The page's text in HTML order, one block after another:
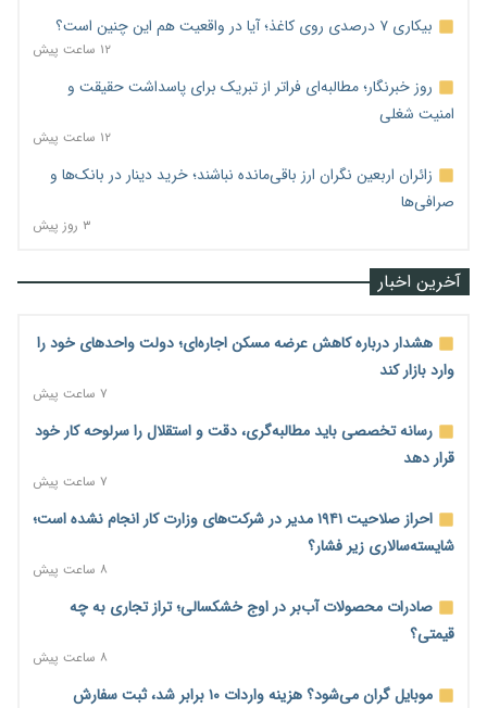
بیکاری ۷ درصدی روی کاغذ؛ آیا در واقعیت هم این چنین است؟
۱۲ ساعت پیش
روز خبرنگار؛ مطالبه‌ای فراتر از تبریک برای پاسداشت حقیقت و
امنیت شغلی
۱۲ ساعت پیش
زائران اربعین نگران ارز باقی‌مانده نباشند؛ خرید دینار در بانک‌ها و
صرافی‌ها
۳ روز پیش
آخرین اخبار
هشدار درباره کاهش عرضه مسکن اجاره‌ای؛ دولت واحدهای خود را
وارد بازار کند
۷ ساعت پیش
رسانه تخصصی باید مطالبه‌گری، دقت و استقلال را سرلوحه کار خود
قرار دهد
۷ ساعت پیش
احراز صلاحیت ۱۹۴۱ مدیر در شرکت‌های وزارت کار انجام نشده است؛
شایسته‌سالاری زیر فشار؟
۸ ساعت پیش
صادرات محصولات آب‌بر در اوج خشکسالی؛ تراز تجاری به چه
قیمتی؟
۸ ساعت پیش
موبایل گران می‌شود؟ هزینه واردات ۱۰ برابر شد، ثبت سفارش